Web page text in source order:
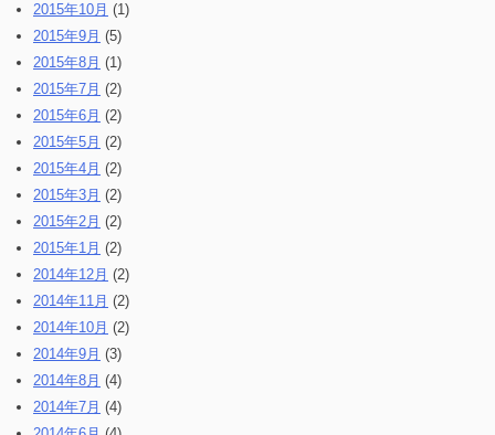
2015年10月 (1)
2015年9月 (5)
2015年8月 (1)
2015年7月 (2)
2015年6月 (2)
2015年5月 (2)
2015年4月 (2)
2015年3月 (2)
2015年2月 (2)
2015年1月 (2)
2014年12月 (2)
2014年11月 (2)
2014年10月 (2)
2014年9月 (3)
2014年8月 (4)
2014年7月 (4)